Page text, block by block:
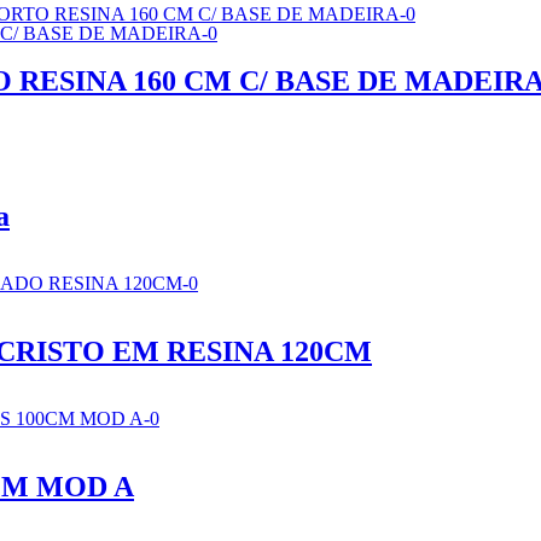
160 CM C/ BASE DE
EM RESINA 120CM
MOD A